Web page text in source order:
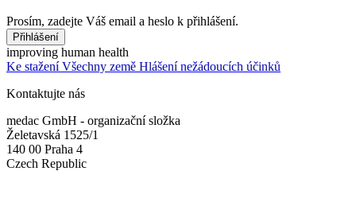
Prosím, zadejte Váš email a heslo k přihlášení.
Přihlášení
improving human health
Ke staženíVšechny země Hlášení nežádoucích účinků
Kontaktujte nás
medac GmbH - organizační složka
Želetavská 1525/1
140 00 Praha 4
Czech Republic